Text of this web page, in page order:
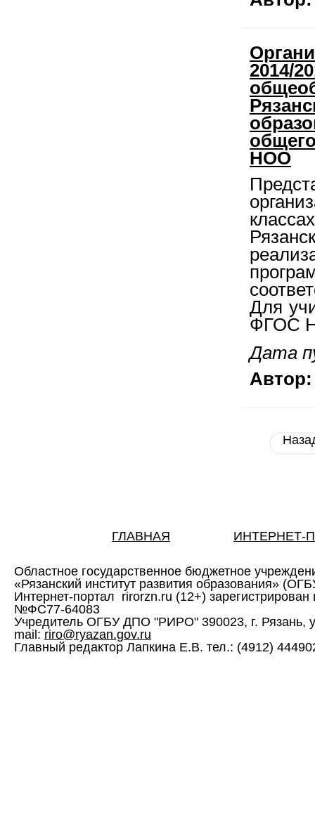
2014/
НОО
Для
ФГОС
Дата
Автор:
ГЛАВНАЯ ИНТЕРНЕТ-
Областное государственное бюджетное
«Рязанский институт развития образования»
Интернет-портал rirorzn.ru (12+)
№ФС77-64083
Учредитель ОГБУ ДПО "РИРО" 390023, г. Рязань,
mail: riro@ryazan.gov.ru
Главный редактор Лапкина Е.В. тел.: (4912)